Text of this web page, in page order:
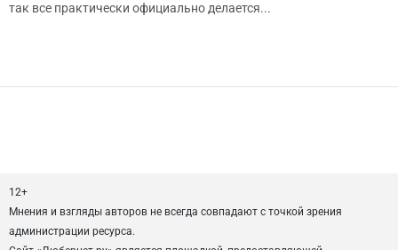
так все практически официально делается...
12+
Мнения и взгляды авторов не всегда совпадают с точкой зрения
администрации ресурса.